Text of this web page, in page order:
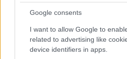
Google consents
I want to allow Google to
related to advertising like
device identifiers in apps.
Meteo Olbia 7 agosto,
protagonisti
Test tunnel Olbia: